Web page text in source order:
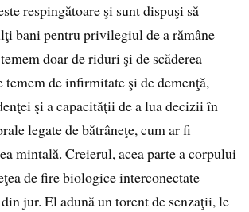
respingătoare şi sunt dispuşi să
bani pentru privilegiul de a rămâne
doar de riduri şi de scăderea
de infirmitate şi de demenţă,
şi a capacităţii de a lua decizii în
legate de bătrâneţe, cum ar fi
mintală. Creierul, acea parte a corpului
de fire biologice interconectate
jur. El adună un torent de senzaţii, le